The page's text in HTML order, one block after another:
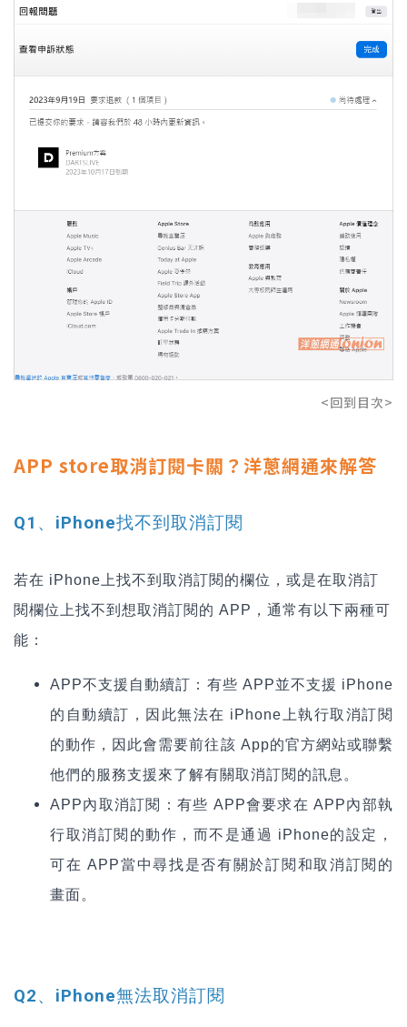
<回到目次>
APP store取消訂閱卡關？洋蔥網通來解答
Q1、iPhone找不到 取消訂閱
若在 iPhone上找不到取消訂閱的欄位，或是在取消訂
閱欄位上找不到想取消訂閱的 APP，通常有以下兩種可
能：
APP不支援自動續訂：有些 APP並不支援 iPhone
的自動續訂，因此無法在 iPhone上執行取消訂閱
的動作，因此會需要前往該 App的官方網站或聯繫
他們的服務支援來了解有關取消訂閱的訊息。
APP內取消訂閱：有些 APP會要求在 APP內部執
行取消訂閱的動作，而不是通過 iPhone的設定，
可在 APP當中尋找是否有關於訂閱和取消訂閱的
畫面。
Q2、iPhone無法取消訂閱